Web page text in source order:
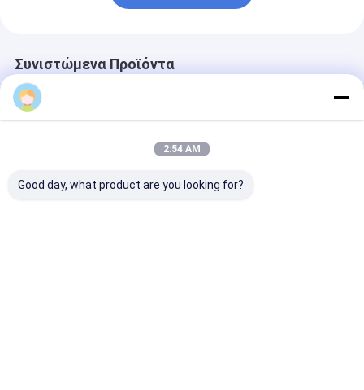
Συνιστώμενα Προϊόντα
2:54 AM
Good day, what product are you looking for?